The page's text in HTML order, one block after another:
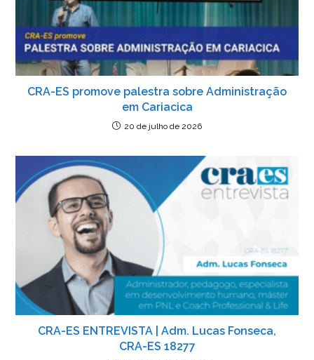
CRA-ES promove palestra sobre Administração
em Cariacica
20 de julho de 2026
CRA-ES ENTREVISTA | Adm. Lucas Fonseca,
CRA-ES 18277